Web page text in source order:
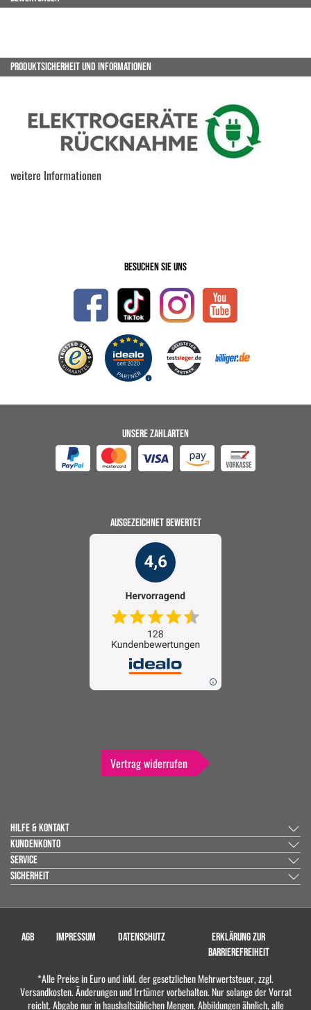
PRODUKTSICHERHEIT UND INFORMATIONEN
weitere Informationen
Besuchen Sie uns
UNSERE ZAHLARTEN
AUSGEZEICHNET BEWERTET
Vertrag widerrufen
HILFE & KONTAKT
KUNDENKONTO
SERVICE
SICHERHEIT
AGB IMPRESSUM DATENSCHUTZ
ERKLÄRUNG ZUR
BARRIEREFREIHEIT
*Alle Preise in Euro und inkl. der gesetzlichen Mehrwertsteuer, zzgl.
Versandkosten. Änderungen und Irrtümer vorbehalten. Nur solange der Vorrat
reicht. Abgabe nur in haushaltsüblichen Mengen. Abbildungen ähnlich, alle